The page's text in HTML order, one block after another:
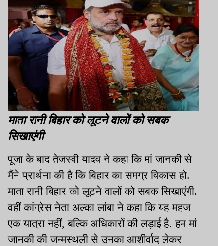
माता रानी बिहार को लूटने वालों को सबक
सिखाएंगी
पूजा के बाद तेजस्वी यादव ने कहा कि मां जानकी से
मैंने प्रार्थना की है कि बिहार का समग्र विकास हो.
माता रानी बिहार को लूटने वालों को सबक सिखाएंगी.
वहीं कांग्रेस नेता अल्का लांबा ने कहा कि यह महज
एक यात्रा नहीं, बल्कि अधिकारों की लड़ाई है. हम मां
जानकी की जन्मस्थली से उनका आशीर्वाद लेकर